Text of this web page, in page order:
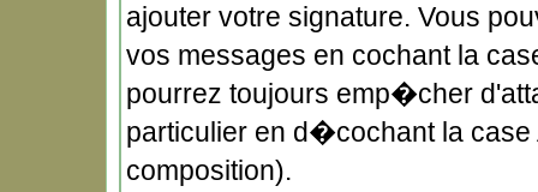
ajouter votre signature. Vous
vos messages en cochant la
pourrez toujours emp�cher
particulier en d�cochant la
composition).